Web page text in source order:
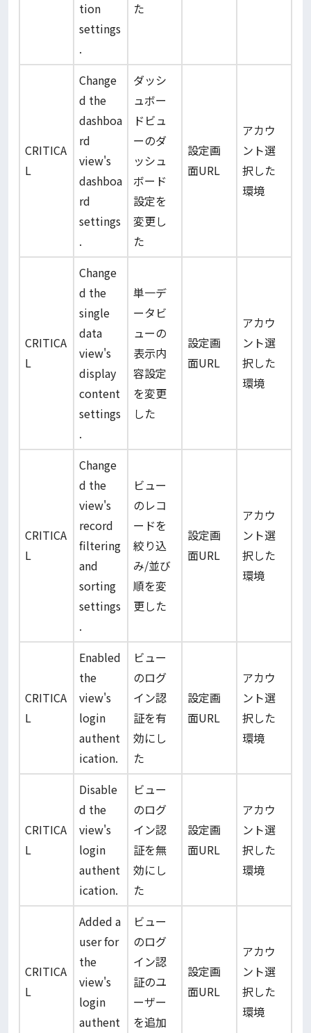
tion
settings
.
た
CRITICA
L
Change
d the
dashboa
rd
view's
dashboa
rd
settings
.
ダッシ
ュボー
ドビュ
ーのダ
ッシュ
ボード
設定を
変更し
た
設定画
面URL
アカウ
ント選
択した
環境
CRITICA
L
Change
d the
single
data
view's
display
content
settings
.
単一デ
ータビ
ューの
表示内
容設定
を変更
した
設定画
面URL
アカウ
ント選
択した
環境
CRITICA
L
Change
d the
view's
record
filtering
and
sorting
settings
.
ビュー
のレコ
ードを
絞り込
み/並び
順を変
更した
設定画
面URL
アカウ
ント選
択した
環境
CRITICA
L
Enabled
the
view's
login
authent
ication.
ビュー
のログ
イン認
証を有
効にし
た
設定画
面URL
アカウ
ント選
択した
環境
CRITICA
L
Disable
d the
view's
login
authent
ication.
ビュー
のログ
イン認
証を無
効にし
た
設定画
面URL
アカウ
ント選
択した
環境
CRITICA
L
Added a
user for
the
view's
login
authent
ビュー
のログ
イン認
証のユ
ーザー
を追加
設定画
面URL
アカウ
ント選
択した
環境